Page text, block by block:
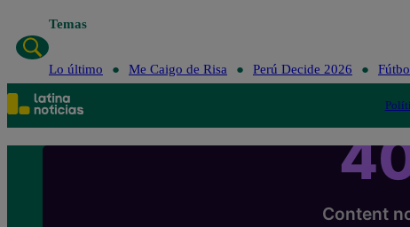
Temas
Lo último Me Caigo de Risa Perú Decide 2026